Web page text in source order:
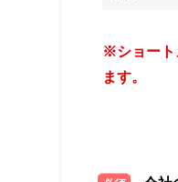
※ショート
ます。